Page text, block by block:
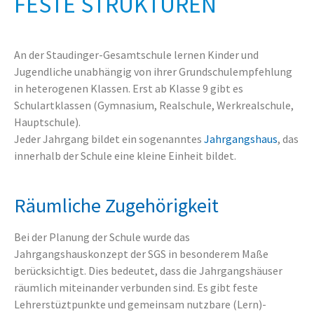
An der Staudinger-Gesamtschule lernen Kinder und
Jugendliche unabhängig von ihrer Grundschulempfehlung
in heterogenen Klassen. Erst ab Klasse 9 gibt es
Schulartklassen (Gymnasium, Realschule, Werkrealschule,
Hauptschule).
Jeder Jahrgang bildet ein sogenanntes Jahrgangshaus, das
innerhalb der Schule eine kleine Einheit bildet.
Räumliche Zugehörigkeit
Bei der Planung der Schule wurde das
Jahrgangshauskonzept der SGS in besonderem Maße
berücksichtigt. Dies bedeutet, dass die Jahrgangshäuser
räumlich miteinander verbunden sind. Es gibt feste
Lehrerstüztpunkte und gemeinsam nutzbare (Lern)-